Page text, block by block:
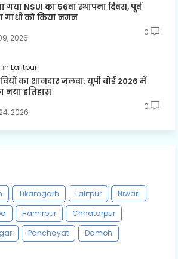
NSUI का 56वाँ स्थापना दिवस, पूर्व
गांधी को किया नमन
2026
0
Lalitpur
का शानदार जलवा: यूपी बोर्ड 2026 में
नया इतिहास
2026
0
Tikamgarh Lalitpur
Niwari
Hamirpur
Chhatarpur
Panchayat
Damoh